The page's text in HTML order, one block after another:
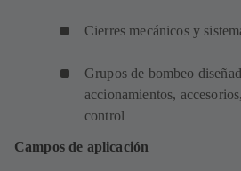
Cierres mecánicos y
Grupos de bombeo
accionamientos,
control
Campos de aplicación